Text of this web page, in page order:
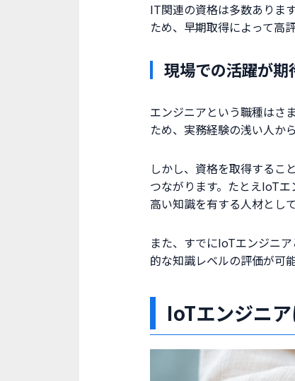
IT関連の資格は多数ありま
ため、早期取得によって高
現場での活躍が期
エンジニアという職種はさ
ため、実務経験の浅い人か
しかし、資格を取得するこ
つながります。たとえIoT
高い知識を有する人材とし
また、すでにIoTエンジニ
的な知識レベルの評価が可
IoTエンジニ